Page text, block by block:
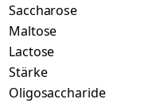
Saccharose
Maltose
Lactose
Stärke
Oligosaccharide